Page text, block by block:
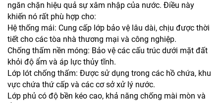
ngăn chặn hiệu quả sự xâm nhập của nước. Điều này
khiến nó rất phù hợp cho:
Hệ thống mái: Cung cấp lớp bảo vệ lâu dài, chịu được thời
tiết cho các tòa nhà thương mại và công nghiệp.
Chống thấm nền móng: Bảo vệ các cấu trúc dưới mặt đất
khỏi độ ẩm và áp lực thủy tĩnh.
Lớp lót chống thấm: Được sử dụng trong các hồ chứa, khu
vực chứa thứ cấp và các cơ sở xử lý nước.
Lớp phủ có độ bền kéo cao, khả năng chống mài mòn và